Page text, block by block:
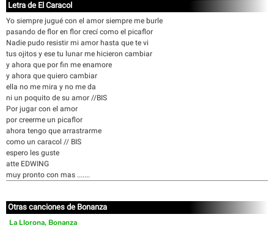
Letra de El Caracol
Yo siempre jugué con el amor siempre me burle
pasando de flor en flor crecí como el picaflor
Nadie pudo resistir mi amor hasta que te vi
tus ojitos y ese tu lunar me hicieron cambiar
y ahora que por fin me enamore
y ahora que quiero cambiar
ella no me mira y no me da
ni un poquito de su amor //BIS
Por jugar con el amor
por creerme un picaflor
ahora tengo que arrastrarme
como un caracol // BIS
espero les guste
atte EDWING
muy pronto con mas .......
Otras canciones de Bonanza
La Llorona, Bonanza